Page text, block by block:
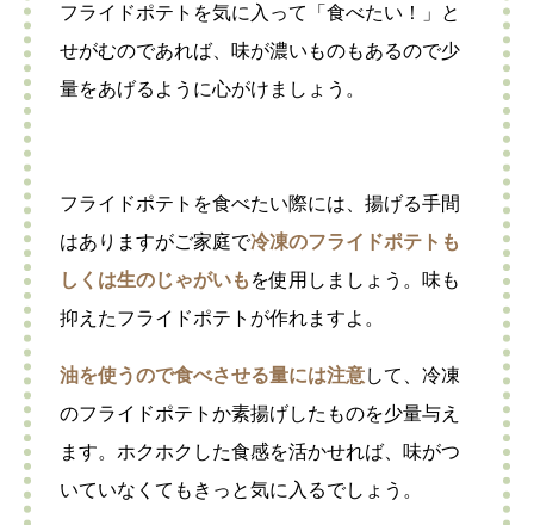
フライドポテトを気に入って「食べたい！」と
せがむのであれば、味が濃いものもあるので少
量をあげるように心がけましょう。
フライドポテトを食べたい際には、揚げる手間
はありますがご家庭で冷凍のフライドポテトも
しくは生のじゃがいも を使用しましょう。味も
抑えたフライドポテトが作れますよ。
油を使うので食べさせる量には注意して、冷凍
のフライドポテトか素揚げしたものを少量与え
ます。ホクホクした食感を活かせれば、味がつ
いていなくてもきっと気に入るでしょう。